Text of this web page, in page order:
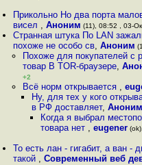
Прикольно Но два порта
висел ,Аноним (11), 08:52 , 03-
Странная штука По LAN
похоже не особо св,Аноним
Похоже для покупателей с
товар В TOR-браузере,
+2
Всё норм открывается ,
Ну, для тех у кого
в РФ доставляет, Аноним
Когда я выбрал
товара нет ,eugener
То есть лан - гигабит, а ван -
такой ,Современный веб